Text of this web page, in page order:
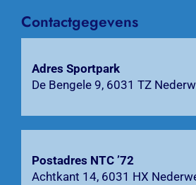
Agenda
Bardienst
naar:
Contactgegevens
Adres Sportpark
De Bengele 9, 6031 TZ
Postadres NTC ’72
Achtkant 14, 6031 HX